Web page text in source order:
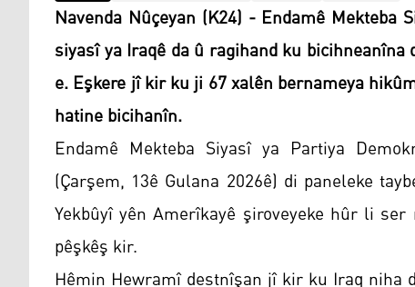
Navenda Nûçeyan (K24) - Endamê
siyasî ya Iraqê da û ragihand ku
e. Eşkere jî kir ku ji 67 xalên bernameya
hatine bicihanîn.
Endamê Mekteba Siyasî ya Partiya
(Çarşem, 13ê Gulana 2026ê) di paneleke
Yekbûyî yên Amerîkayê şiroveyeke hûr li
pêşkêş kir.
Hêmin Hewramî destnîşan jî kir ku Iraq niha